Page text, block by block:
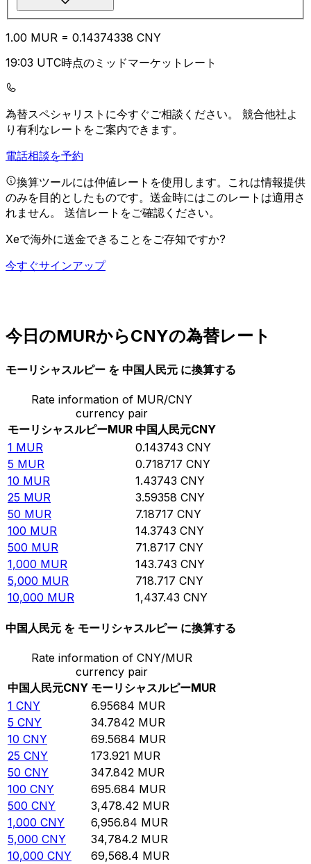
1.00 MUR = 0.14374338 CNY
19:03 UTC時点のミッドマーケットレート
為替スペシャリストに今すぐご相談ください。 競合他社よ
り有利なレートをご案内できます。
電話相談を予約
換算ツールには仲値レートを使用します。これは情報提供
のみを目的としたものです。送金時にはこのレートは適用さ
れません。 送信レートをご確認ください。
Xeで海外に送金できることをご存知ですか?
今すぐサインアップ
今日のMURからCNYの為替レート
モーリシャスルピー を 中国人民元 に換算する
Rate information of MUR/CNY
currency pair
モーリシャスルピーMUR 中国人民元CNY
1 MUR 0.143743 CNY
5 MUR 0.718717 CNY
10 MUR 1.43743 CNY
25 MUR 3.59358 CNY
50 MUR 7.18717 CNY
100 MUR 14.3743 CNY
500 MUR 71.8717 CNY
1,000 MUR 143.743 CNY
5,000 MUR 718.717 CNY
10,000 MUR 1,437.43 CNY
中国人民元 を モーリシャスルピー に換算する
Rate information of CNY/MUR
currency pair
中国人民元CNY モーリシャスルピーMUR
1 CNY 6.95684 MUR
5 CNY 34.7842 MUR
10 CNY 69.5684 MUR
25 CNY 173.921 MUR
50 CNY 347.842 MUR
100 CNY 695.684 MUR
500 CNY 3,478.42 MUR
1,000 CNY 6,956.84 MUR
5,000 CNY 34,784.2 MUR
10,000 CNY 69,568.4 MUR